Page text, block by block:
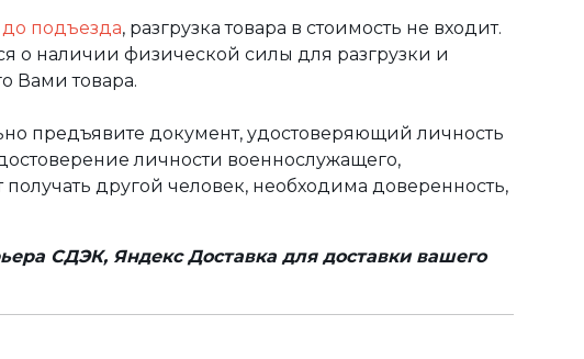
до подъезда, разгрузка товара в стоимость не входит.
о наличии физической силы для разгрузки и
Вами товара.
предъявите документ, удостоверяющий личность
личности военнослужащего,
получать другой человек, необходима доверенность,
СДЭК, Яндекс Доставка для доставки вашего